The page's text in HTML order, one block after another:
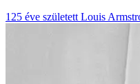
125 éve született Louis